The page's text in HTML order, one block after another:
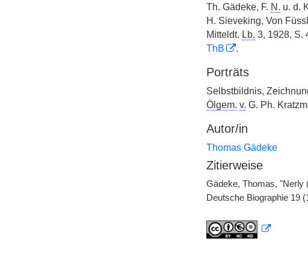
Th. Gädeke, F. N. u. d.
H. Sieveking, Von
Mitteldt. Lb. 3, 1928, S.
ThB
.
Porträts
Selbstbildnis,
Ölgem. v. G. Ph.
Autor/in
Thomas Gädeke
Zitierweise
Gädeke, Thomas, "Nerly
Deutsche Biographie 19